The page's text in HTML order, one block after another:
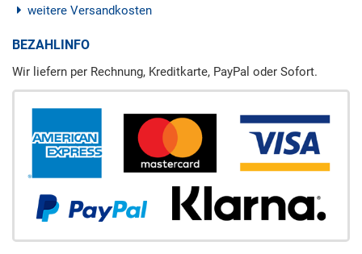
weitere Versandkosten
BEZAHLINFO
Wir liefern per Rechnung, Kreditkarte, PayPal oder Sofort.